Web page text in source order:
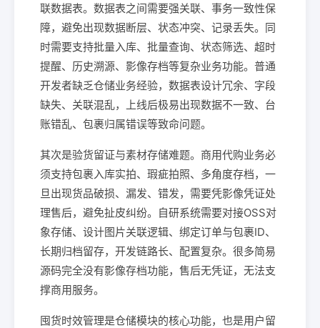
联数据表。数据表之间需要强关联、事务一致性保
障，避免出现数据断层、状态冲突、记录丢失。同
时需要支持批量入库、批量查询、状态筛选、超时
提醒、历史溯源、影像存档等复杂业务功能。普通
开发者缺乏仓储业务经验，数据表设计冗余、字段
缺失、关联混乱，上线后极易出现数据不一致、台
账错乱、包裹归属错误等致命问题。
其次是验货留证与素材存储难题。商用代购业务必
须支持包裹入库实拍、瑕疵拍照、多角度存档，一
旦出现货品破损、漏发、错发，需要凭影像凭证处
理售后，避免扯皮纠纷。自研系统需要对接OSS对
象存储、设计图片关联逻辑、绑定订单与包裹ID、
长期归档留存，开发链路长、配置复杂。很多简易
源码完全没有影像存档功能，售后无凭证，无法支
撑商用服务。
囤货时效管理是仓储模块的核心功能，也是用户留